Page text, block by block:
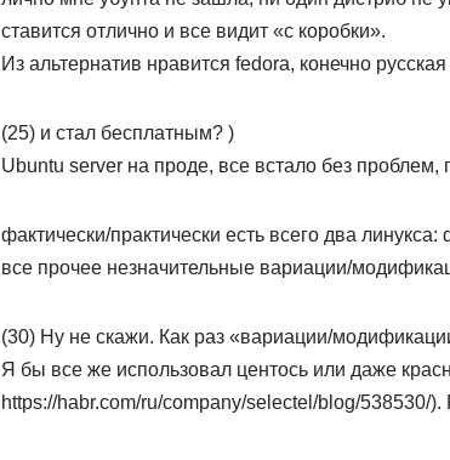
ставится отлично и все видит «с коробки».
Из альтернатив нравится fedora, конечно русская
(25) и стал бесплатным? )
Ubuntu server на проде, все встало без
фактически/практически есть всего два линукса:
все прочее незначительные вариации/
(30) Ну не скажи. Как раз «вариации/
Я бы все же использовал центось или даже
https://habr.com/ru/company/selectel/blog/538530/).